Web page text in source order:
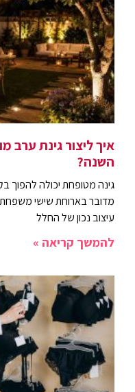
איך ליצור גינת ערב
השנה?
גינה מטופחת יכולה להפוך
מדובר בארוחת שישי
עיצוב נכון של החלל
להמשך קריאה »